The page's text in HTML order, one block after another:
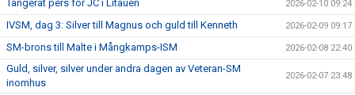
Tangerat pers för JC i Litauen 2026-02-10 09:24
IVSM, dag 3: Silver till Magnus och guld till Kenneth 2026-02-09 09:17
SM-brons till Malte i Mångkamps-ISM 2026-02-08 22:40
Guld, silver, silver under andra dagen av Veteran-SM
inomhus
2026-02-07 23:48